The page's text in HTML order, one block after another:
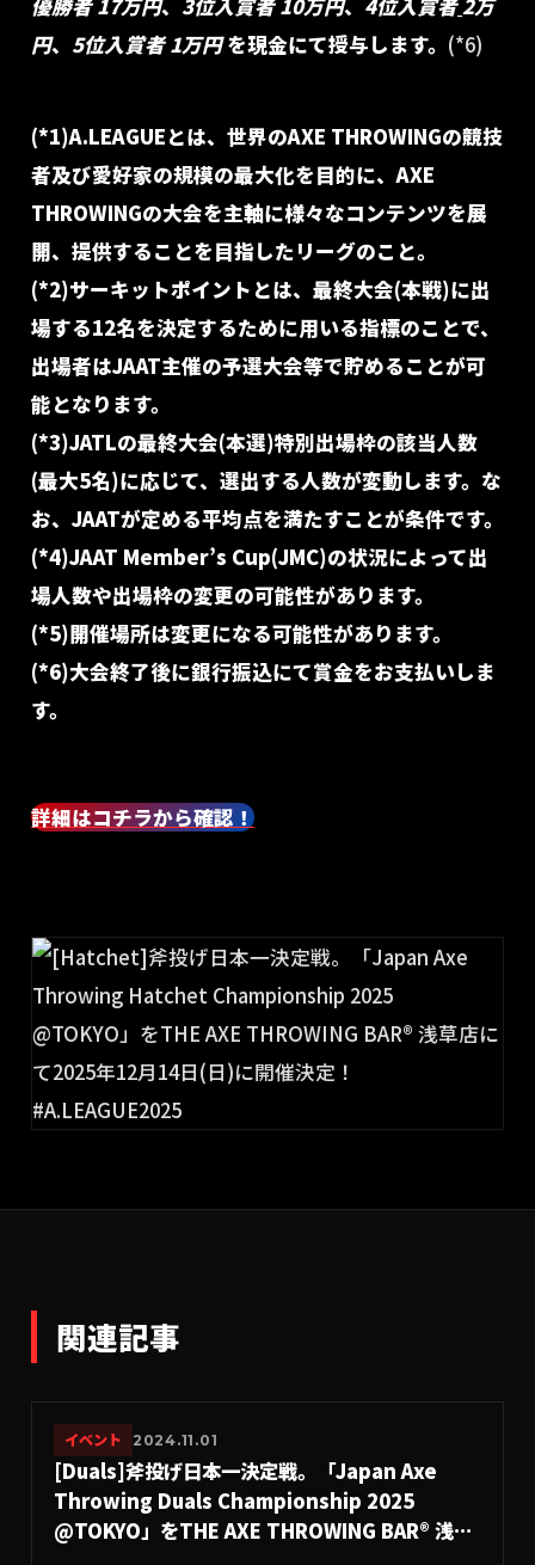
円、 5位入賞者 1万円を現金にて授与します。 (*6)
(*1)A.LEAGUEとは、世界のAXE THROWINGの競技
者及び愛好家の規模の最大化を目的に、AXE
THROWINGの大会を主軸に様々なコンテンツを展
開、提供することを目指したリーグのこと。
(*2)サーキットポイントとは、最終大会(本戦)に出
場する12名を決定するために用いる指標のことで、
出場者はJAAT主催の予選大会等で貯めることが可
能となります。
(*3)JATLの最終大会(本選)特別出場枠の該当人数
(最大5名)に応じて、選出する人数が変動します。な
お、JAATが定める平均点を満たすことが条件です。
(*4)JAAT Member’s Cup(JMC)の状況によって出
場人数や出場枠の変更の可能性があります。
(*5)開催場所は変更になる可能性があります。
(*6)大会終了後に銀行振込にて賞金をお支払いしま
す。
詳細はコチラから確認！
関連記事
イベント 2024.11.01
[Duals]斧投げ日本一決定戦。「Japan Axe
Throwing Duals Championship 2025
@TOKYO」をTHE AXE THROWING BAR®︎ 浅草